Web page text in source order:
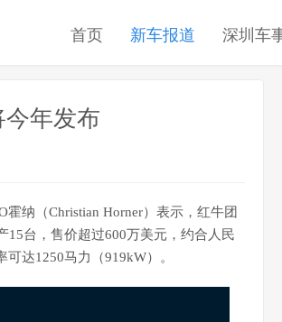
首页 新车报道 深圳车
今年发布
纳（Christian Horner）表示，红牛团
15台，售价超过600万美元，约合人民
达1250马力（919kW）。